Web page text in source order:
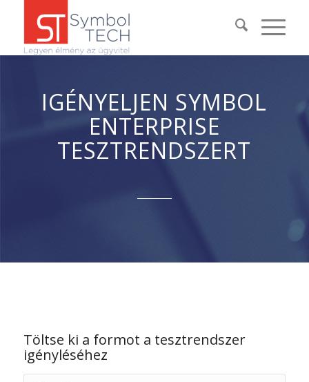
IGÉNYELJEN SYMBOL
ENTERPRISE
TESZTRENDSZERT
Töltse ki a formot a tesztrendszer
igényléséhez